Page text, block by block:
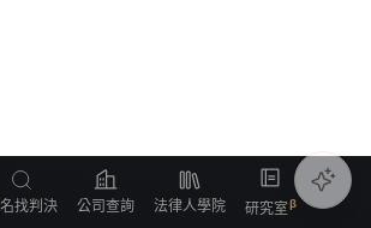
找判決 公司查詢 法律人學院 研究室